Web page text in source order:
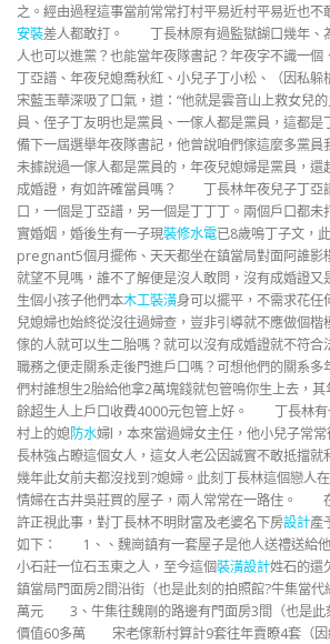
之。經由過程這事當前常常打村平易近村平易近也不
安裝差人都敢打。 丁長林原有過監獄餬口幾年、
人也可以進黨？也能當年夜隊書記？年夜字不識一個
丁亞譜、年夜兒媳喬秋紅、小兒子丁小松、（因私躲
宋藍玉華深吸了口氣，道：“他就是雲音山上救女兒
員、侄子丁友明也是黨員、一傢人都是黨員，這都
備下一屆選舉年夜隊書記，他曾說咱們傢這麼多黨員
未據說過一傢人都是黨員的，年夜兒媳婦是黨員，還
成婚證，有如許確當員嗎？ 丁長林年夜兒子丁亞
口，一個是丁亞譜，另一個是丁丁丁。兩個戶口都
實婚姻，婚後生有一子現裝修水電已8歲鳴丁子文，
pregnant5個月擺佈、天天都坐在鎮當局對面阿誰影
就望不見嗎，誰不了解便是沒人敢問，沒有成婚證又
生個小孩子他們本木工裝潢身可以擺平，不需求花任
兒媳婦也始終從沒往過婦查，豈非引導就不應做個
傢的人就可以生二胎嗎？就可以沒有成婚證就不符合
職務之便走關系走後門進戶口嗎？可想他們的關系多
們村誰想生2胎給他拿2萬塊錢就包管鳴你生上去，
餘超生人上戶口收費4000元包管上好。 丁長林有
村上的媳防水婦l，本來當過婦女主任，他小兒子常
長林強占瞭這個女人，這女人老公因誠實不敢抵擋就
幾年此女前夫都沒找到?媳婦。此刻丁長林這個戀人
情婦在古井吳莊買的屋子，兩人常常在一路住。
許正視此事，對丁長林不明財富及老婆名下房設計產
如下： 1、、魏崗鎮有一套屋子是他人送禮送給他
小石莊一位石玉東之人，至今這個裝潢設計姓石的
鎮當局門面房2間沿街（也是此刻的拍照館?牛集當
萬元 3、牛集往魏剛的路邊有門面房3間（也是此
價值60多萬 宋老傢新村算計9套往年賣瞭4套（因